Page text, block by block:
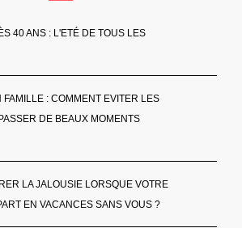
40 ANS : L'ETÉ DE TOUS LES
FAMILLE : COMMENT EVITER LES
DE BEAUX MOMENTS
LA JALOUSIE LORSQUE VOTRE
EN VACANCES SANS VOUS ?